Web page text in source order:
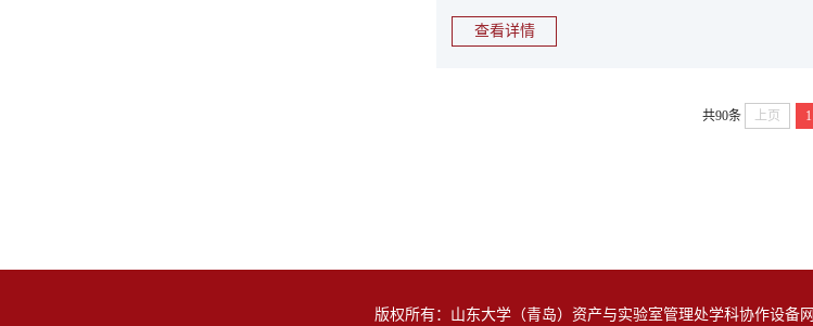
查看详情
共90条 上页 1
版权所有：山东大学（青岛）资产与实验室管理处学科协作设备网